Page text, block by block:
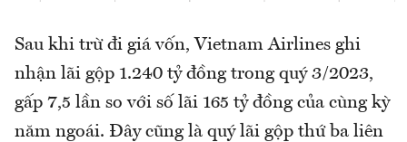
Sau khi trừ đi giá vốn, Vietnam Airlines ghi
nhận lãi gộp 1.240 tỷ đồng trong quý 3/2023,
gấp 7,5 lần so với số lãi 165 tỷ đồng của cùng kỳ
năm ngoái. Đây cũng là quý lãi gộp thứ ba liên